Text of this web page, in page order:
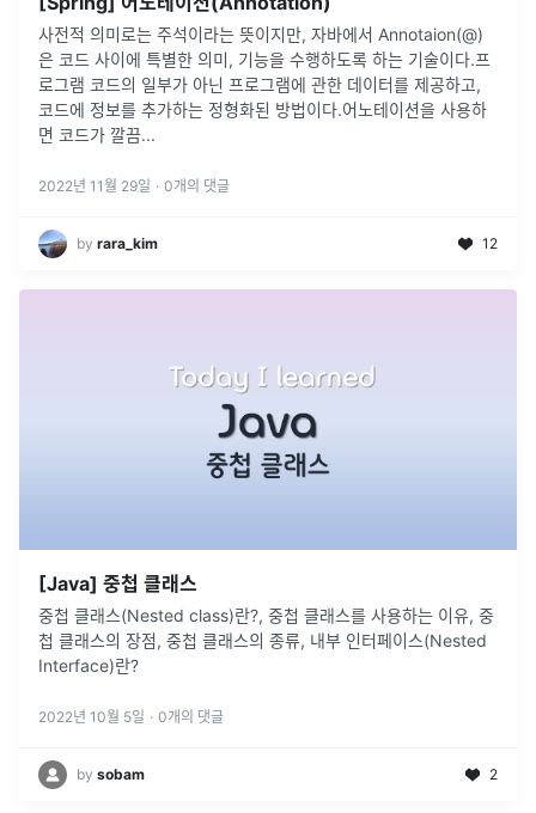
사전적 의미로는 주석이라는 뜻이지만, 자바에서 Annotaion(@)
은 코드 사이에 특별한 의미, 기능을 수행하도록 하는 기술이다.프
로그램 코드의 일부가 아닌 프로그램에 관한 데이터를 제공하고,
코드에 정보를 추가하는 정형화된 방법이다.어노테이션을 사용하
면 코드가 깔끔...
2022년 11월 29일 · 0개의 댓글
by rara_kim 12
[Java] 중첩 클래스
중첩 클래스(Nested class)란?, 중첩 클래스를 사용하는 이유, 중
첩 클래스의 장점, 중첩 클래스의 종류, 내부 인터페이스(Nested
Interface)란?
2022년 10월 5일 · 0개의 댓글
by sobam 2